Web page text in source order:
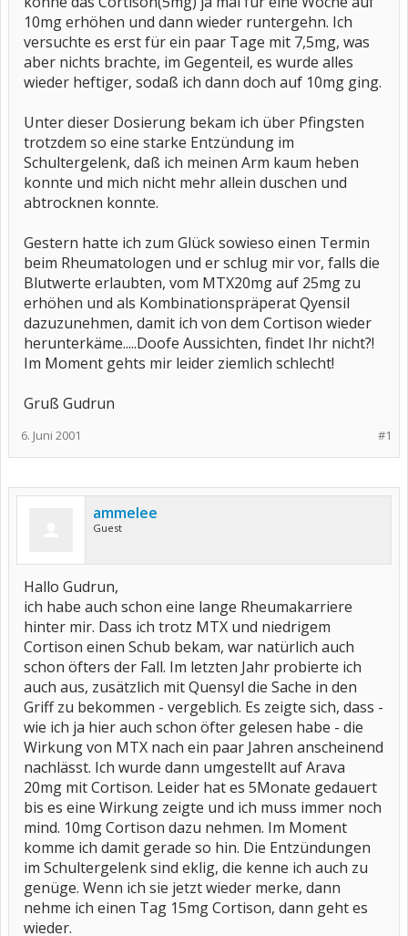
10mg erhöhen und dann wieder runtergehn. Ich
versuchte es erst für ein paar Tage mit 7,5mg, was
aber nichts brachte, im Gegenteil, es wurde alles
wieder heftiger, sodaß ich dann doch auf 10mg ging.
Unter dieser Dosierung bekam ich über Pfingsten
trotzdem so eine starke Entzündung im
Schultergelenk, daß ich meinen Arm kaum heben
konnte und mich nicht mehr allein duschen und
abtrocknen konnte.
Gestern hatte ich zum Glück sowieso einen Termin
beim Rheumatologen und er schlug mir vor, falls die
Blutwerte erlaubten, vom MTX20mg auf 25mg zu
erhöhen und als Kombinationspräperat Qyensil
dazuzunehmen, damit ich von dem Cortison wieder
herunterkäme.....Doofe Aussichten, findet Ihr nicht?!
Im Moment gehts mir leider ziemlich schlecht!
Gruß Gudrun
#1
6. Juni 2001
ammelee
Guest
Hallo Gudrun,
ich habe auch schon eine lange Rheumakarriere
hinter mir. Dass ich trotz MTX und niedrigem
Cortison einen Schub bekam, war natürlich auch
schon öfters der Fall. Im letzten Jahr probierte ich
auch aus, zusätzlich mit Quensyl die Sache in den
Griff zu bekommen - vergeblich. Es zeigte sich, dass -
wie ich ja hier auch schon öfter gelesen habe - die
Wirkung von MTX nach ein paar Jahren anscheinend
nachlässt. Ich wurde dann umgestellt auf Arava
20mg mit Cortison. Leider hat es 5Monate gedauert
bis es eine Wirkung zeigte und ich muss immer noch
mind. 10mg Cortison dazu nehmen. Im Moment
komme ich damit gerade so hin. Die Entzündungen
im Schultergelenk sind eklig, die kenne ich auch zu
genüge. Wenn ich sie jetzt wieder merke, dann
nehme ich einen Tag 15mg Cortison, dann geht es
wieder.